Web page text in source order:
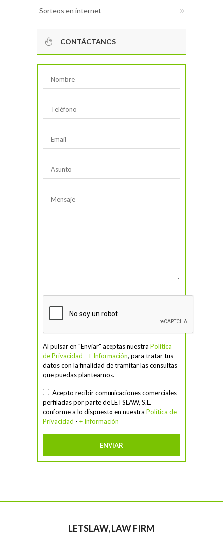
Sorteos en internet
CONTÁCTANOS
Al pulsar en "Enviar" aceptas nuestra Política
de Privacidad - + Información, para tratar tus
datos con la finalidad de tramitar las consultas
que puedas plantearnos.
Acepto recibir comunicaciones comerciales
perfiladas por parte de LETSLAW, S.L.
conforme a lo dispuesto en nuestra Política de
Privacidad - + Información
LETSLAW, LAW FIRM